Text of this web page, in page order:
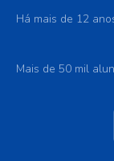
Há mais de 12
Mais de 50 mil